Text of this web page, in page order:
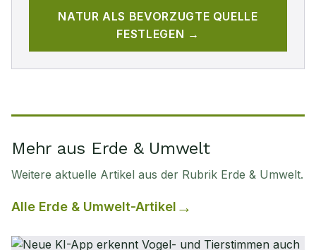
NATUR ALS BEVORZUGTE QUELLE
FESTLEGEN →
Mehr aus Erde & Umwelt
Weitere aktuelle Artikel aus der Rubrik Erde & Umwelt.
Alle Erde & Umwelt-Artikel